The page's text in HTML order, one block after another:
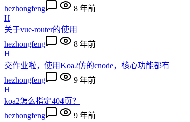
hezhongfeng
8 年前
H
关于vue-router的使用
hezhongfeng
8 年前
H
交作业啦，使用Koa2仿的cnode，核心功能都有
hezhongfeng
9 年前
H
koa2怎么指定404页？
hezhongfeng
9 年前